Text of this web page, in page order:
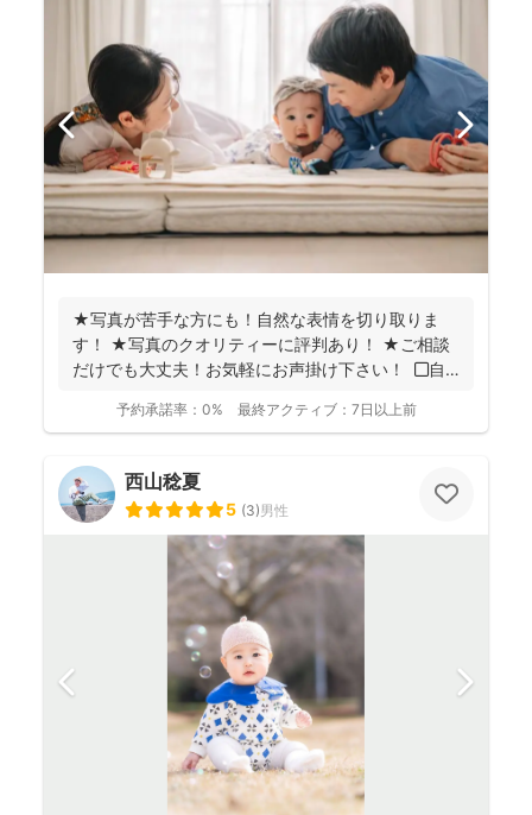
★写真が苦手な方にも！自然な表情を切り取りま
す！ ★写真のクオリティーに評判あり！ ★ご相談
だけでも大丈夫！お気軽にお声掛け下さい！ ◼︎自
予約承諾率： 0% 最終アクティブ： 7日以上前
西山稔夏
5 (3)男性